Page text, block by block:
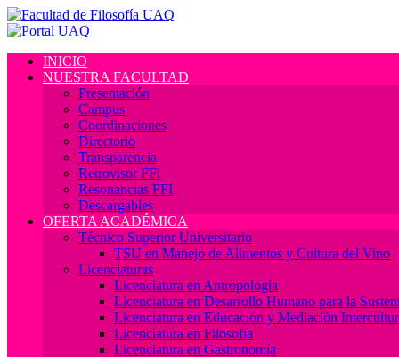
INICIO
NUESTRA FACULTAD
Presentación
Campus
Coordinaciones
Directorio
Transparencia
Retrovisor FFi
Resonancias FFI
Descargables
OFERTA ACADÉMICA
Técnico Superior Universitario
TSU en Manejo de Alimentos y Cultura del Vino
Licenciaturas
Licenciatura en Antropología
Licenciatura en Desarrollo Humano para la
Licenciatura en Educación y Mediación
Licenciatura en Filosofía
Licenciatura en Gastronomía